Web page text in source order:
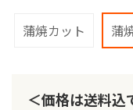
蒲焼カット 蒲
＜価格は送料込
移
動